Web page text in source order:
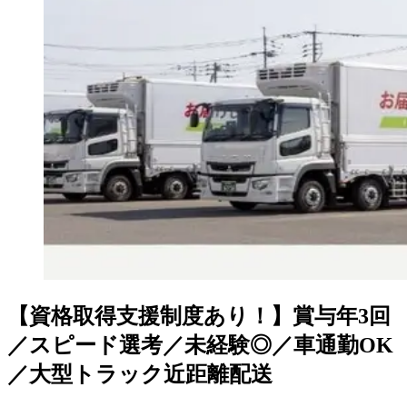
【資格取得支援制度あり！】賞与年3回
／スピード選考／未経験◎／車通勤OK
／大型トラック近距離配送